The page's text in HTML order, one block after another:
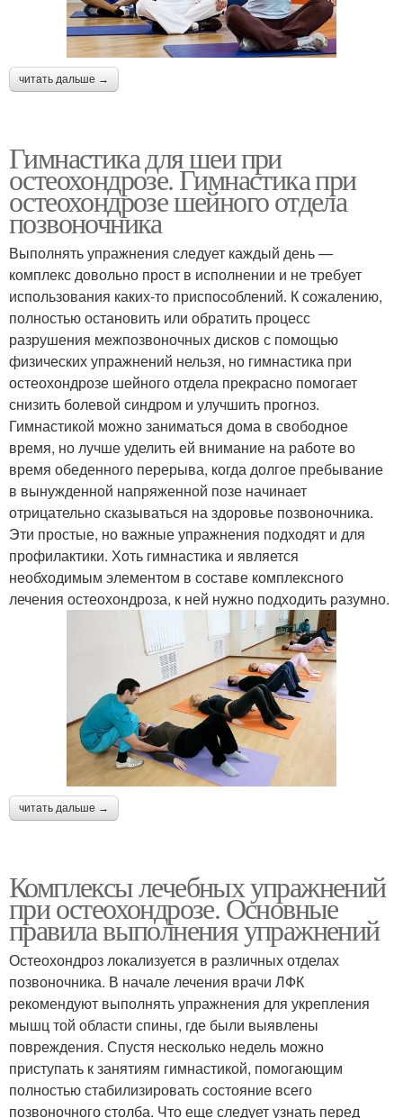
читать дальше →
Гимнастика для шеи при
остеохондрозе. Гимнастика при
остеохондрозе шейного отдела
позвоночника
Выполнять упражнения следует каждый день —
комплекс довольно прост в исполнении и не требует
использования каких-то приспособлений. К сожалению,
полностью остановить или обратить процесс
разрушения межпозвоночных дисков с помощью
физических упражнений нельзя, но гимнастика при
остеохондрозе шейного отдела прекрасно помогает
снизить болевой синдром и улучшить прогноз.
Гимнастикой можно заниматься дома в свободное
время, но лучше уделить ей внимание на работе во
время обеденного перерыва, когда долгое пребывание
в вынужденной напряженной позе начинает
отрицательно сказываться на здоровье позвоночника.
Эти простые, но важные упражнения подходят и для
профилактики. Хоть гимнастика и является
необходимым элементом в составе комплексного
лечения остеохондроза, к ней нужно подходить разумно.
читать дальше →
Комплексы лечебных упражнений
при остеохондрозе. Основные
правила выполнения упражнений
Остеохондроз локализуется в различных отделах
позвоночника. В начале лечения врачи ЛФК
рекомендуют выполнять упражнения для укрепления
мышц той области спины, где были выявлены
повреждения. Спустя несколько недель можно
приступать к занятиям гимнастикой, помогающим
полностью стабилизировать состояние всего
позвоночного столба. Что еще следует узнать перед